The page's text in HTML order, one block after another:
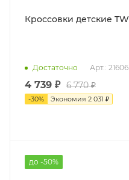
Достаточно Арт.: 21606
4 739 ₽ 6 770 ₽
-30% Экономия 2 031 ₽
до -50%